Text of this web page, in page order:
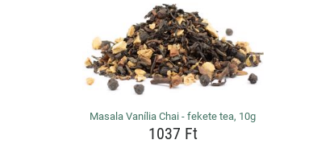
Masala Vanília Chai - fekete tea, 10g
1037 Ft